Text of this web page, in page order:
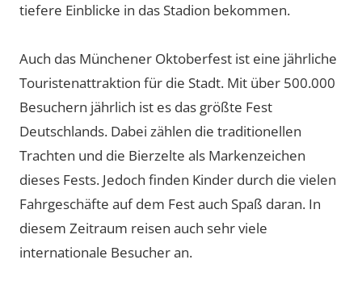
tiefere Einblicke in das Stadion bekommen.
Auch das Münchener Oktoberfest ist eine jährliche
Touristenattraktion für die Stadt. Mit über 500.000
Besuchern jährlich ist es das größte Fest
Deutschlands. Dabei zählen die traditionellen
Trachten und die Bierzelte als Markenzeichen
dieses Fests. Jedoch finden Kinder durch die vielen
Fahrgeschäfte auf dem Fest auch Spaß daran. In
diesem Zeitraum reisen auch sehr viele
internationale Besucher an.